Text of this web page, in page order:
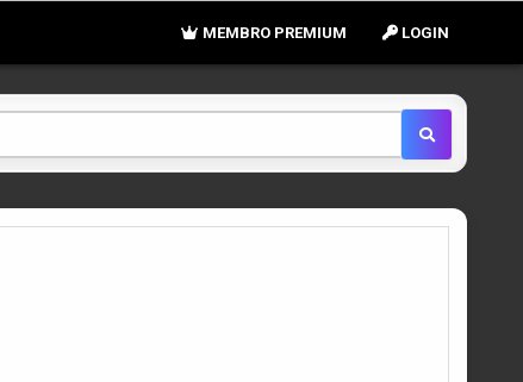
LOGIN
MEMBRO PREMIUM